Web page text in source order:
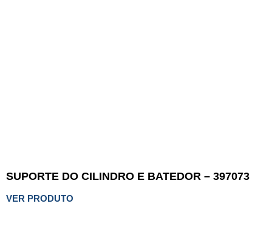
SUPORTE DO CILINDRO E BATEDOR – 397073
VER PRODUTO